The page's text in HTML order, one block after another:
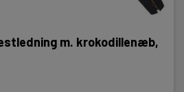
m. krokodillenæb,